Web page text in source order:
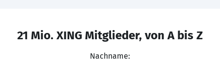
21 Mio. XING Mitglieder, von A bis Z
Nachname: